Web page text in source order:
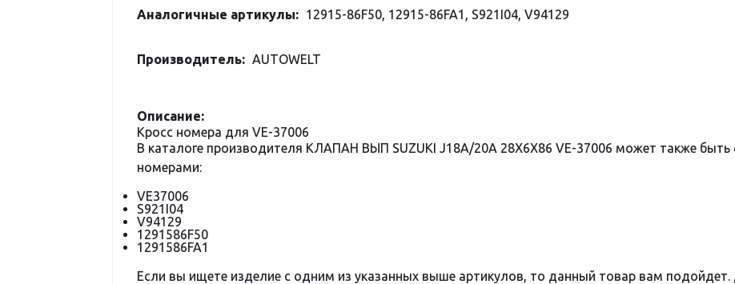
Аналогичные артикулы: 12915-86F50, 12915-86FA1, S921I04, V94129
Производитель: AUTOWELT
Описание:
Кросс номера для VE-37006
В каталоге производителя КЛАПАН ВЫП SUZUKI J18A/20A 28X6X86 VE-37006 может также
номерами:
VE37006
S921I04
V94129
1291586F50
1291586FA1
Если вы ищете изделие с одним из указанных выше артикулов, то данный товар вам